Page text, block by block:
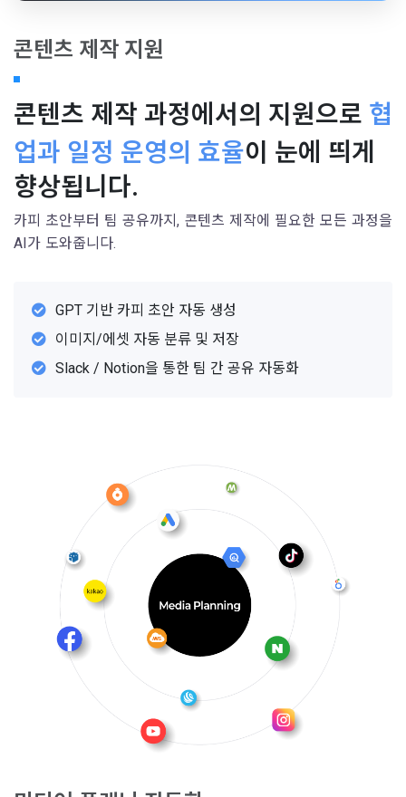
콘텐츠 제작 지원
콘텐츠 제작 과정에서의 지원으로 협
업과 일정 운영의 효율이 눈에 띄게
향상됩니다.
카피 초안부터 팀 공유까지, 콘텐츠 제작에 필요한 모든 과정을
AI가 도와줍니다.
GPT 기반 카피 초안 자동 생성
이미지/에셋 자동 분류 및 저장
Slack / Notion을 통한 팀 간 공유 자동화